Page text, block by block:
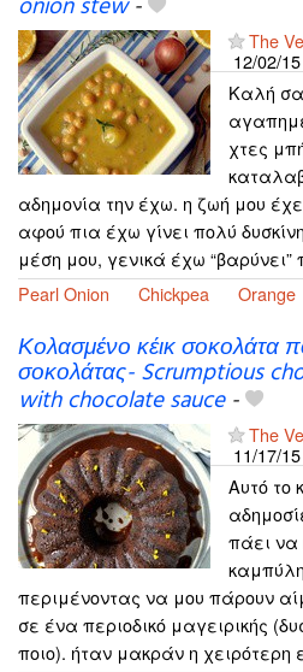
onion stew-
The
12/02/15
Καλή
χτες
αδημονία την έχω. η ζωή μου
αφού πια έχω γίνει πολύ
μέση μου, γενικά έχω “βαρύνει”
Pearl Onion
Chickpea Orange
Κολασμένο κέικ σοκολάτα
σοκολάτας- Scrumptious
with chocolate sauce-
The
11/17/15
Αυτό το
πάει να
περιμένοντας να μου πάρουν
σε ένα περιοδικό μαγειρικής
ποιο). ήταν μακράν η χειρότερη